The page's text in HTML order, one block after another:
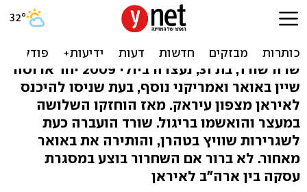
אחרי כשנה: שוחררה
האמריקנית שנעצרה באיראן
שרה שורד, בת 31, נעצרה ביולי 2009 יחד ארוסה
שיין באואר ואמריקני נוסף, בעת שניסו להיכנס
לאיראן מצפון עיראק. מאז הוחזקו השלושה
במעצר והואשמו בריגול. שורד הועברה כעת
לשגרירות שוויץ בטהרן, והותירה את באואר
מאחור. לא ברור אם השחרור בוצע במסגרת
עסקה בין ארה"ב לאיראן